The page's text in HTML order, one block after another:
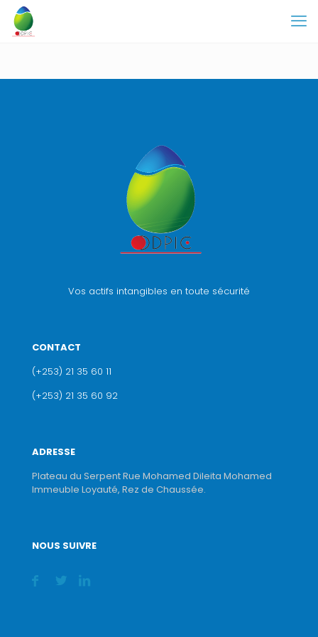
Vos actifs intangibles en toute sécurité
CONTACT
(+253) 21 35 60 11
(+253) 21 35 60 92
ADRESSE
Plateau du Serpent Rue Mohamed Dileita Mohamed
Immeuble Loyauté, Rez de Chaussée.
NOUS SUIVRE